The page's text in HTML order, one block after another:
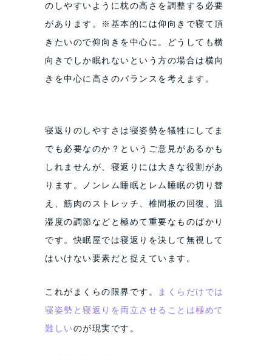
のしやすいように枕の高さを調整する必要
があります。
※基本的には仰向きで寝て頂
きたいので仰向きを中心に。どうしても横
向きでしか眠れないという方の場合は横向
きを中心に高さのバランスを考えます。
寝返りのしやすさは寝姿勢を犠牲にしてま
でも必要なのか？というご意見があるかも
しれませんが、寝返りには大きな役割があ
ります。ノンレム睡眠とレム睡眠の切り替
え、筋肉のストレッチ、椎間板の回復、温
湿度の調節などと極めて重要なものばかり
です。快眠屋では寝返りを決して無視して
はいけない要素だと捉えています。
これがまくらの限界です。
まくらだけでは
寝姿勢と寝返りを両立させることは極めて
難しいのが現実です。